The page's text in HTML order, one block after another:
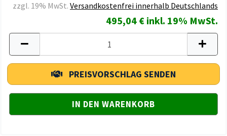
zzgl. 19% MwSt. Versandkostenfrei innerhalb Deutschlands
495,04 € inkl. 19% MwSt.
PREISVORSCHLAG SENDEN